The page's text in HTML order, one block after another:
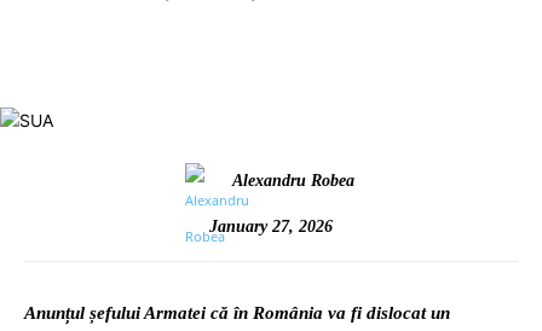
Alexandru Robea
January 27, 2026
Anunțul șefului Armatei că în România va fi dislocat un